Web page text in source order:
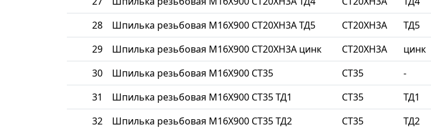
28 Шпилька резьбовая М16Х900 СТ20ХН3А ТД5 СТ20ХН3А ТД5
29 Шпилька резьбовая М16Х900 СТ20ХН3А цинк СТ20ХН3А цинк
30 Шпилька резьбовая М16Х900 СТ35 СТ35 -
31 Шпилька резьбовая М16Х900 СТ35 ТД1 СТ35 ТД1
32 Шпилька резьбовая М16Х900 СТ35 ТД2 СТ35 ТД2